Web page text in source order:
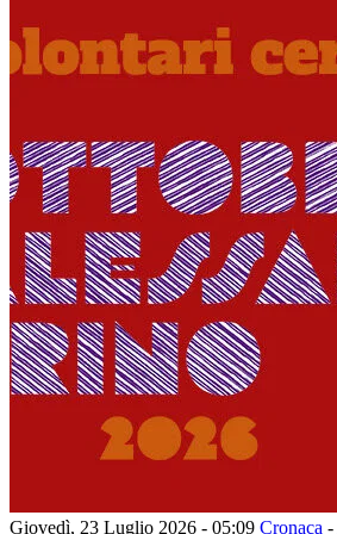
Giovedì, 23 Luglio 2026 - 05:09 Cronaca -